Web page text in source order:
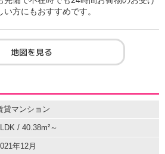
方にもおすすめです。
地図を見る
貸マンション
/ 40.38m²～
年12月